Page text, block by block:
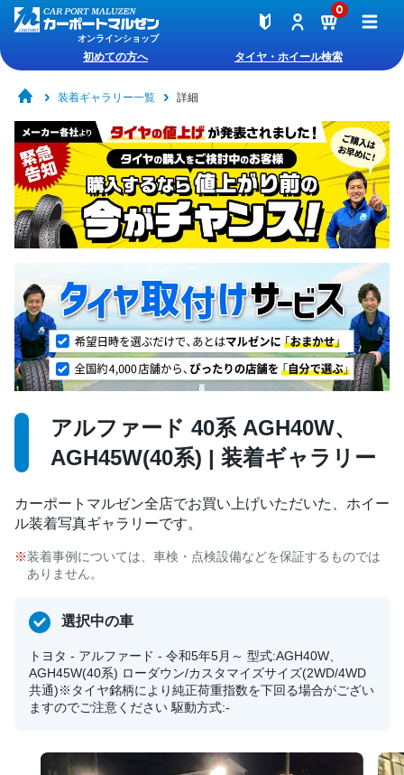
オンラインショップ
0
初めての方へ タイヤ・ホイール検索
装着ギャラリー一覧 詳細
アルファード 40系 AGH40W、
AGH45W(40系) | 装着ギャラリー
カーポートマルゼン全店でお買い上げいただいた、ホイー
ル装着写真ギャラリーです。
装着事例については、車検・点検設備などを保証するものでは
ありません。
選択中の車
トヨタ - アルファード - 令和5年5月～ 型式:AGH40W、
AGH45W(40系) ローダウン/カスタマイズサイズ(2WD/4WD
共通)※タイヤ銘柄により純正荷重指数を下回る場合がござい
ますのでご注意ください 駆動方式:-